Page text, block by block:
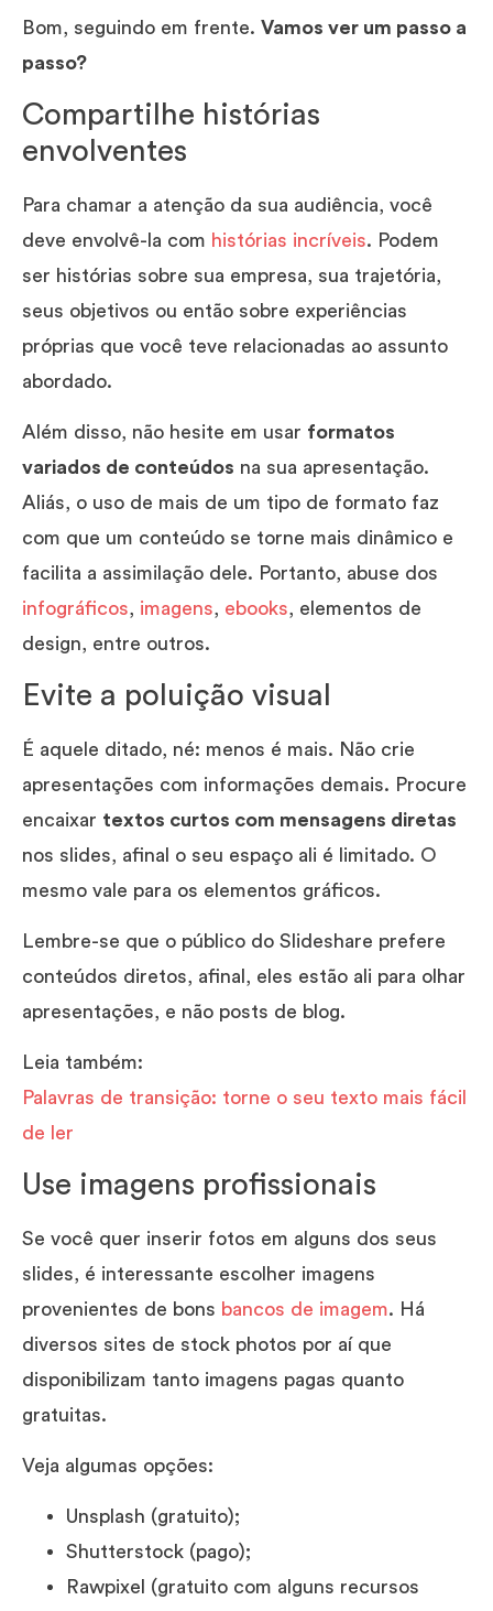
Bom, seguindo em frente. Vamos ver um passo a
passo?
Compartilhe histórias
envolventes
Para chamar a atenção da sua audiência, você
deve envolvê-la com histórias incríveis. Podem
ser histórias sobre sua empresa, sua trajetória,
seus objetivos ou então sobre experiências
próprias que você teve relacionadas ao assunto
abordado.
Além disso, não hesite em usar formatos
variados de conteúdos na sua apresentação.
Aliás, o uso de mais de um tipo de formato faz
com que um conteúdo se torne mais dinâmico e
facilita a assimilação dele. Portanto, abuse dos
infográficos, imagens, ebooks, elementos de
design, entre outros.
Evite a poluição visual
É aquele ditado, né: menos é mais. Não crie
apresentações com informações demais. Procure
encaixar textos curtos com mensagens diretas
nos slides, afinal o seu espaço ali é limitado. O
mesmo vale para os elementos gráficos.
Lembre-se que o público do Slideshare prefere
conteúdos diretos, afinal, eles estão ali para olhar
apresentações, e não posts de blog.
Leia também:
Palavras de transição: torne o seu texto mais fácil
de ler
Use imagens profissionais
Se você quer inserir fotos em alguns dos seus
slides, é interessante escolher imagens
provenientes de bons bancos de imagem. Há
diversos sites de stock photos por aí que
disponibilizam tanto imagens pagas quanto
gratuitas.
Veja algumas opções:
Unsplash (gratuito);
Shutterstock (pago);
Rawpixel (gratuito com alguns recursos